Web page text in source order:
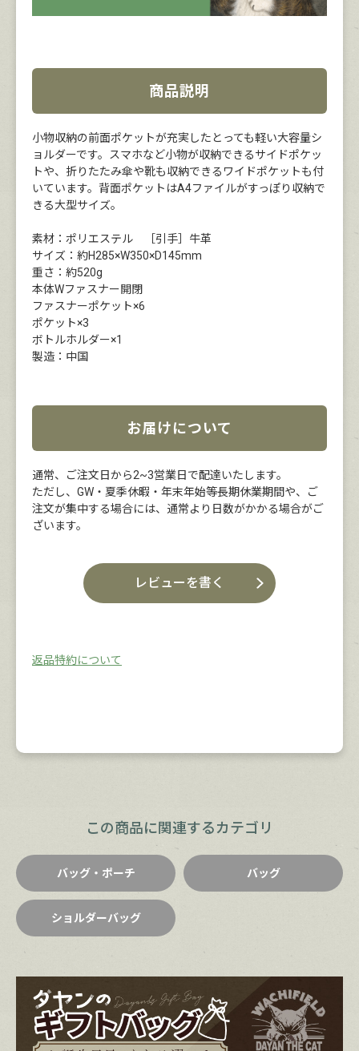
商品説明
小物収納の前面ポケットが充実したとっても軽い大容量シ
ョルダーです。スマホなど小物が収納できるサイドポケッ
トや、折りたたみ傘や靴も収納できるワイドポケットも付
いています。背面ポケットはA4ファイルがすっぽり収納で
きる大型サイズ。
素材：ポリエステル ［引手］牛革
サイズ：約H285×W350×D145mm
重さ：約520g
本体Wファスナー開閉
ファスナーポケット×6
ポケット×3
ボトルホルダー×1
製造：中国
お届けについて
通常、ご注文日から2~3営業日で配達いたします。
ただし、GW・夏季休暇・年末年始等長期休業期間や、ご
注文が集中する場合には、通常より日数がかかる場合がご
ざいます。
レビューを書く
返品特約について
この商品に関連するカテゴリ
バッグ・ポーチ バッグ
ショルダーバッグ